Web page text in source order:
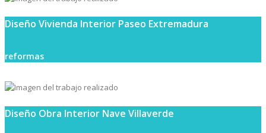
Diseño Vivienda Interior Paseo Extremadura
reformas
Diseño Obra Interior Nave Villaverde